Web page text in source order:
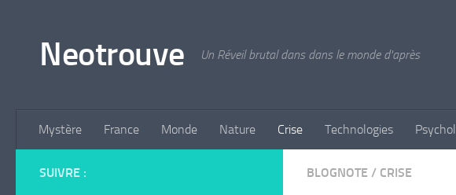
Neotrouve Un Réveil brutal dans dans le monde d'après
Mystère France Monde Nature Crise Technologies
BLOGNOTE / CRISE
SUIVRE :